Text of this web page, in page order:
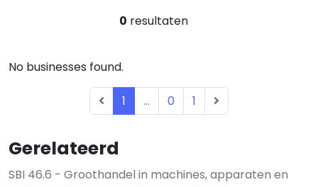
Gerelateerd
SBI 46.6 - Groothandel in machines, apparaten en
0 resultaten
No businesses found.
1 ... 0 1